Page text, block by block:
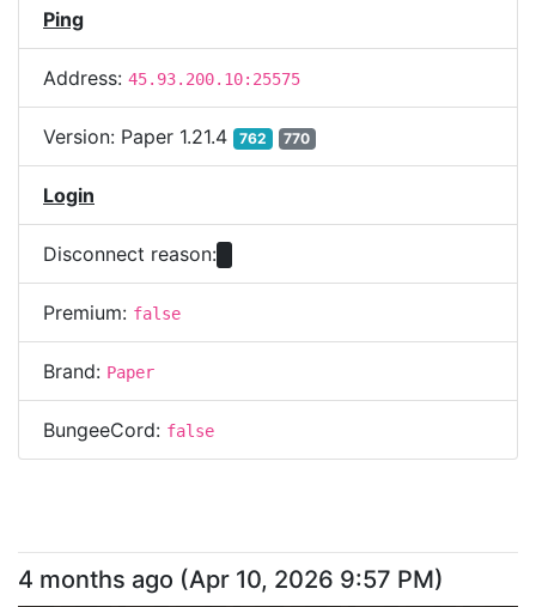
Ping
Address: 45.93.200.10:25575
Version: Paper 1.21.4 762 770
Login
Disconnect reason:
Premium: false
Brand: Paper
BungeeCord: false
4 months ago (Apr 10, 2026 9:57 PM)